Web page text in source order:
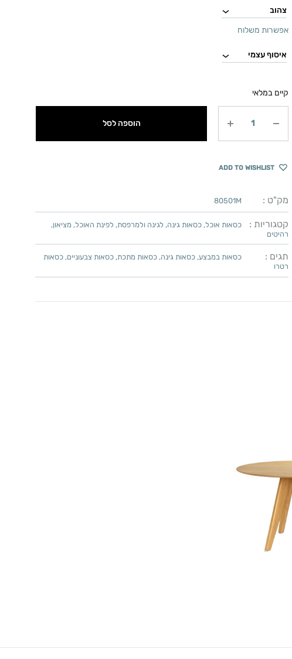
אפשרות משלוח
קיים במלאי
הוספה לסל
ADD TO WISHLIST
מק"ט : 80501M
קטגוריות : כסאות אוכל, כסאות גינה, לגינה ולמרפסת, לפינת האוכל, מציאון,
רהיטים
תגים : כסאות במבצע, כסאות גינה, כסאות מתכת, כסאות צבעוניים, כסאות
רטרו